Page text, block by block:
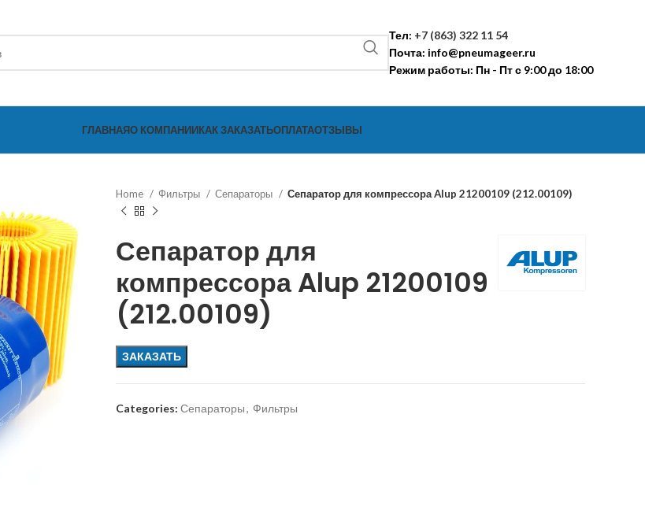
Тел: +7 (863) 322 11 54
Почта: info@pneumageer.ru
Режим работы: Пн - Пт с 9:00 до 18:00
ГЛАВНАЯО КОМПАНИИКАК ЗАКАЗАТЬОПЛАТАОТЗЫВЫ
Home Фильтры Сепараторы Сепаратор для компрессора Alup 21200109 (212.00109)
Сепаратор для
компрессора Alup 21200109
(212.00109)
ЗАКАЗАТЬ
Categories: Сепараторы, Фильтры